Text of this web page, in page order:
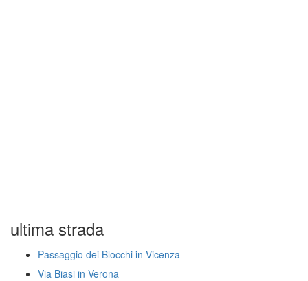
ultima strada
Passaggio dei Blocchi in Vicenza
Via Biasi in Verona